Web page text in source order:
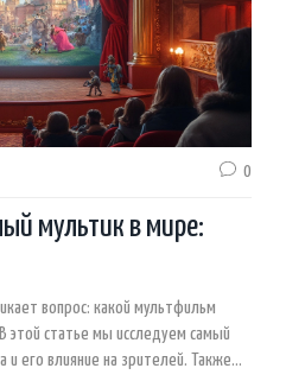
0
мультик в мире:
вопрос: какой мультфильм
этой статье мы исследуем самый
его влияние на зрителей. Также